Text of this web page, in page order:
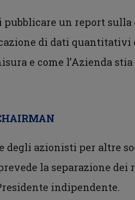
un report sulla
di dati quantitativi
e come l’Azienda stia
degli azionisti per altre
la separazione dei
indipendente.